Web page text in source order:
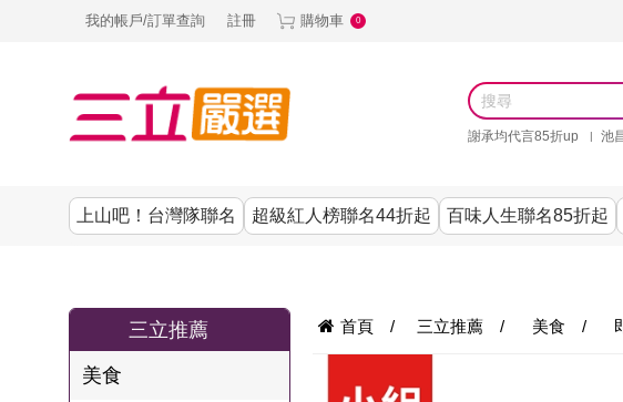
我的帳戶/訂單查詢 註冊 購物車 0
謝承均代言85折up 池
上山吧！台灣隊聯名 超級紅人榜聯名44折起 百味人生聯名85折起
古溜x五秀園
熱銷排行
熱銷排行
熱銷排行
熱銷排行
養生|保健
熱銷排行
熱銷排行
韓國
SKINASSET
甘味人生鍵力
百味人生
三立推薦
美食
首頁 / 三立推薦 / 美食 /